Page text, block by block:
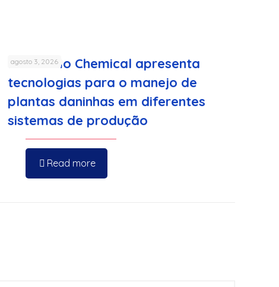
agosto 3, 2026
Sumitomo Chemical apresenta
tecnologias para o manejo de
plantas daninhas em diferentes
sistemas de produção
Read more